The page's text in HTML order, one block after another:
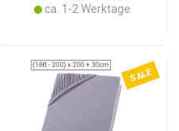
ca. 1-2 Werktage
SALE